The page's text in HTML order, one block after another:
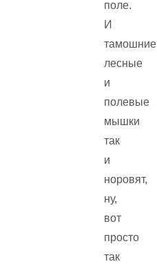
поле.
И
тамошние
лесные
и
полевые
мышки
так
и
норовят,
ну,
вот
просто
так